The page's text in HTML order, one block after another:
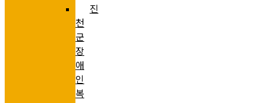
진
천
군
장
애
인
복